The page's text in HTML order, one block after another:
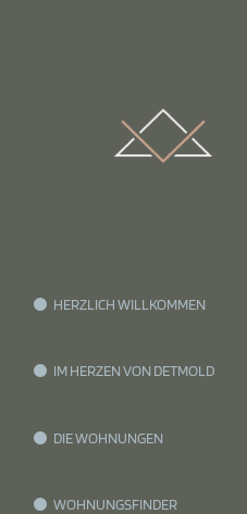
HERZLICH WILLKOMMEN
IM HERZEN VON DETMOLD
DIE WOHNUNGEN
WOHNUNGSFINDER